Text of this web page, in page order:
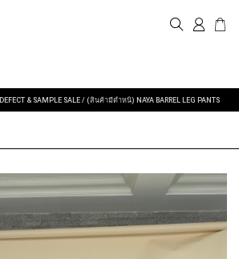
DEFECT & SAMPLE SALE/ (สินค้ามีตำหนิ) NAYA BARREL LEG PANTS